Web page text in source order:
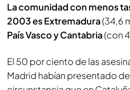
La comunidad con menos
2003 es Extremadura(34,6
País Vasco y Cantabria(con
El 50 por ciento de las
Madrid habían presentado